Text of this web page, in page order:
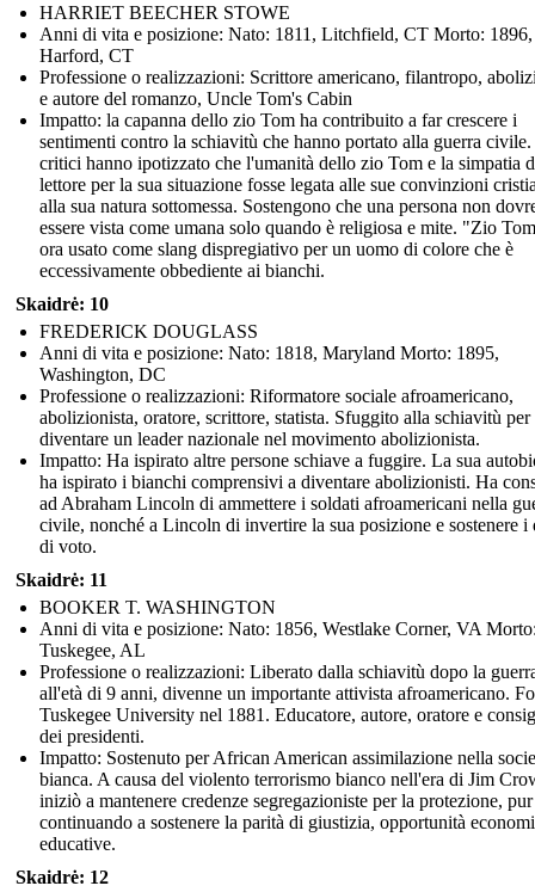
HARRIET BEECHER STOWE
Anni di vita e posizione: Nato: 1811, Litchfield, CT Morto: 1896,
Harford, CT
Professione o realizzazioni: Scrittore americano, filantropo,
e autore del romanzo, Uncle Tom's Cabin
Impatto: la capanna dello zio Tom ha contribuito a far crescere i
sentimenti contro la schiavitù che hanno portato alla guerra
critici hanno ipotizzato che l'umanità dello zio Tom e la simpatia
lettore per la sua situazione fosse legata alle sue convinzioni
alla sua natura sottomessa. Sostengono che una persona non
essere vista come umana solo quando è religiosa e mite. "Zio
ora usato come slang dispregiativo per un uomo di colore che è
eccessivamente obbediente ai bianchi.
Skaidrė: 10
FREDERICK DOUGLASS
Anni di vita e posizione: Nato: 1818, Maryland Morto: 1895,
Washington, DC
Professione o realizzazioni: Riformatore sociale afroamericano,
abolizionista, oratore, scrittore, statista. Sfuggito alla schiavitù per
diventare un leader nazionale nel movimento abolizionista.
Impatto: Ha ispirato altre persone schiave a fuggire. La sua
ha ispirato i bianchi comprensivi a diventare abolizionisti. Ha
ad Abraham Lincoln di ammettere i soldati afroamericani nella
civile, nonché a Lincoln di invertire la sua posizione e sostenere i
di voto.
Skaidrė: 11
BOOKER T. WASHINGTON
Anni di vita e posizione: Nato: 1856, Westlake Corner, VA
Tuskegee, AL
Professione o realizzazioni: Liberato dalla schiavitù dopo la
all'età di 9 anni, divenne un importante attivista afroamericano.
Tuskegee University nel 1881. Educatore, autore, oratore e
dei presidenti.
Impatto: Sostenuto per African American assimilazione nella
bianca. A causa del violento terrorismo bianco nell'era di Jim
iniziò a mantenere credenze segregazioniste per la protezione, pur
continuando a sostenere la parità di giustizia, opportunità
educative.
Skaidrė: 12